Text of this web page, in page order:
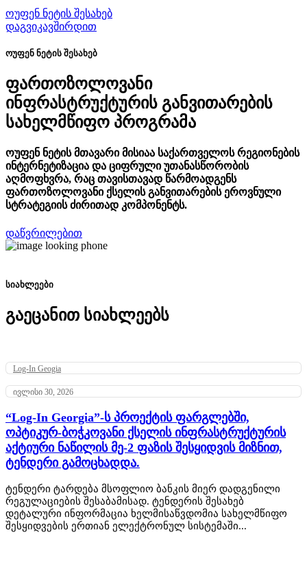
ოუფენ ნეტის შესახებ
დაგვიკავშირდით
ოუფენ ნეტის შესახებ
ფართოზოლოვანი
ინფრასტრუქტურის განვითარების
სახელმწიფო პროგრამა
ოუფენ ნეტის მთავარი მისიაა საქართველოს რეგიონების
ინტერნეტიზაცია და ციფრული უთანასწორობის
აღმოფხვრა, რაც თავისთავად წარმოადგენს
ფართოზოლოვანი ქსელის განვითარების ეროვნული
სტრატეგიის ძირითად კომპონენტს.
დაწვრილებით
სიახლეები
გაეცანით სიახლეებს
Log-In Geogia
ივლისი 30, 2026
“Log-In Georgia”-ს პროექტის ფარგლებში,
ოპტიკურ-ბოჭკოვანი ქსელის ინფრასტრუქტურის
აქტიური ნაწილის მე-2 ფაზის შესყიდვის მიზნით,
ტენდერი გამოცხადდა.
ტენდერი ტარდება მსოფლიო ბანკის მიერ დადგენილი
რეგულაციების შესაბამისად. ტენდერის შესახებ
დეტალური ინფორმაცია ხელმისაწვდომია სახელმწიფო
შესყიდვების ერთიან ელექტრონულ სისტემაში...